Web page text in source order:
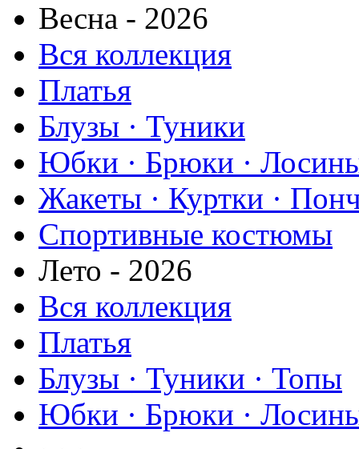
Весна - 2026
Вся коллекция
Платья
Блузы · Туники
Юбки · Брюки ·
Жакеты · Куртки ·
Спортивные костюмы
Лето - 2026
Вся коллекция
Платья
Блузы · Туники · Топы
Юбки · Брюки ·